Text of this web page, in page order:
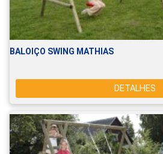
BALOIÇO SWING MATHIAS
DETALHES